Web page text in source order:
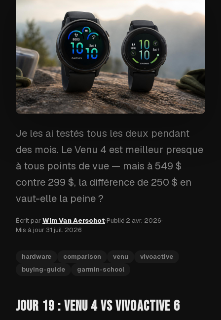
Je les ai testés tous les deux pendant
des mois. Le Venu 4 est meilleur presque
à tous points de vue — mais à 549 $
contre 299 $, la différence de 250 $ en
vaut-elle la peine ?
Écrit parWim Van Aerschot·Publié 2 avr. 2026·
Mis à jour 31 juil. 2026
hardware comparison venu
vivoactive
buying-guide
garmin-school
JOUR 19 : VENU 4 VS VIVOACTIVE 6